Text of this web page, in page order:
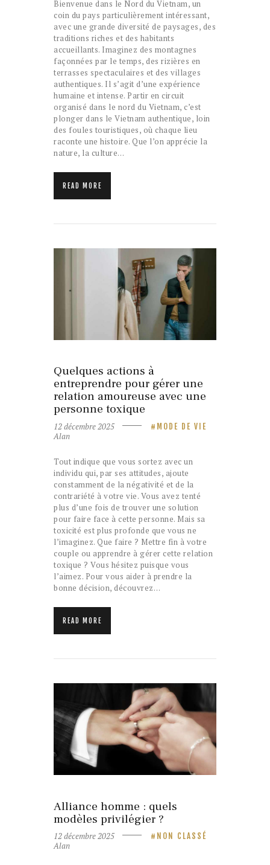
Bienvenue dans le Nord du Vietnam, un
coin du pays particulièrement intéressant,
avec une grande diversité de paysages, des
traditions riches et des habitants
accueillants. Imaginez des montagnes
façonnées par le temps, des rizières en
terrasses spectaculaires et des villages
authentiques. Il s’agit d’une expérience
humaine et intense. Partir en circuit
organisé dans le nord du Vietnam, c’est
plonger dans le Vietnam authentique, loin
des foules touristiques, où chaque lieu
raconte une histoire. Que l’on apprécie la
nature, la culture…
READ MORE
12 décembre 2025
Quelques actions à
entreprendre pour gérer une
relation amoureuse avec une
personne toxique
12 décembre 2025 MODE DE VIE
Alan
Tout indique que vous sortez avec un
individu qui, par ses attitudes, ajoute
constamment de la négativité et de la
contrariété à votre vie. Vous avez tenté
plus d’une fois de trouver une solution
pour faire face à cette personne. Mais sa
toxicité est plus profonde que vous ne
l’imaginez. Que faire ? Mettre fin à votre
couple ou apprendre à gérer cette relation
toxique ? Vous hésitez puisque vous
l’aimez. Pour vous aider à prendre la
bonne décision, découvrez…
READ MORE
12 décembre 2025
Alliance homme : quels
modèles privilégier ?
12 décembre 2025 NON CLASSÉ
Alan